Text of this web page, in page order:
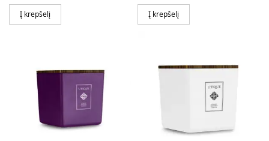
Į krepšelį Į krepšelį